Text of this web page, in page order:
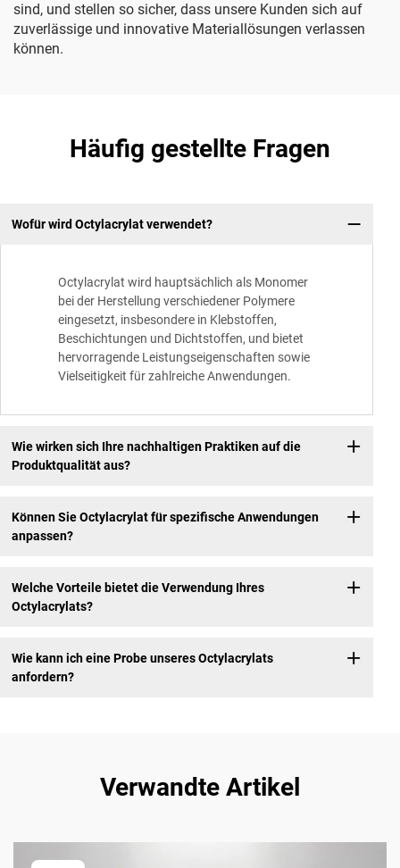
sind, und stellen so sicher, dass unsere Kunden sich auf
zuverlässige und innovative Materiallösungen verlassen
können.
Häufig gestellte Fragen
Wofür wird Octylacrylat verwendet?
Octylacrylat wird hauptsächlich als Monomer
bei der Herstellung verschiedener Polymere
eingesetzt, insbesondere in Klebstoffen,
Beschichtungen und Dichtstoffen, und bietet
hervorragende Leistungseigenschaften sowie
Vielseitigkeit für zahlreiche Anwendungen.
Wie wirken sich Ihre nachhaltigen Praktiken auf die
Produktqualität aus?
Können Sie Octylacrylat für spezifische Anwendungen
anpassen?
Welche Vorteile bietet die Verwendung Ihres
Octylacrylats?
Wie kann ich eine Probe unseres Octylacrylats
anfordern?
Verwandte Artikel